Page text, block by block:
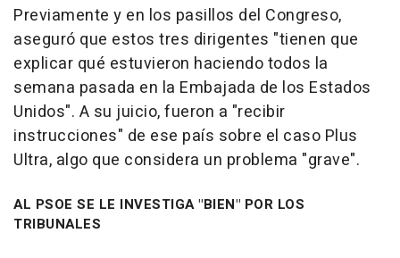
Previamente y en los pasillos del Congreso,
aseguró que estos tres dirigentes "tienen que
explicar qué estuvieron haciendo todos la
semana pasada en la Embajada de los Estados
Unidos". A su juicio, fueron a "recibir
instrucciones" de ese país sobre el caso Plus
Ultra, algo que considera un problema "grave".
AL PSOE SE LE INVESTIGA "BIEN" POR LOS
TRIBUNALES